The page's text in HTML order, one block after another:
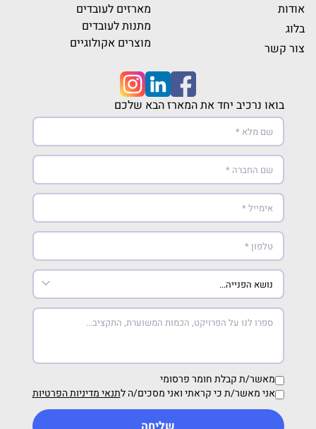
אודות
בלוג
צור קשר
מארזים לעובדים
מתנות לעובדים
מוצרים אקולוגיים
בואו נרכיב יחד את המארז הבא שלכם
מאשר/ת קבלת חומר פרסומי
אני מאשר/ת כי קראתי ואני מסכים/ה לתנאי מדיניות הפרטיות